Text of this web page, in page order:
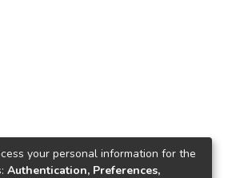
your personal information for the
Authentication, Preferences,